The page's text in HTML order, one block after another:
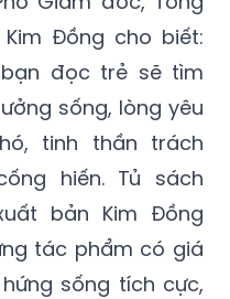
Đồng cho biết:
đọc trẻ sẽ tìm
sống, lòng yêu
tinh thần trách
hiến. Tủ sách
bản Kim Đồng
tác phẩm có giá
sống tích cực,